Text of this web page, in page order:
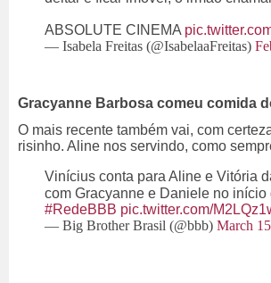
ABSOLUTE CINEMA
— Isabela Freitas (@IsabelaaFreitas)
Gracyanne Barbosa comeu comida
O mais recente também vai, com
risinho. Aline nos servindo, como
Vinícius conta para Aline e Vitória
com Gracyanne e Daniele no início
#RedeBBB pic.twitter.com/
— Big Brother Brasil (@bbb) March